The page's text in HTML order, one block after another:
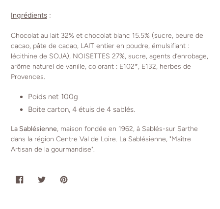
Ingrédients :
Chocolat au lait 32% et chocolat blanc 15.5% (sucre, beure de
cacao, pâte de cacao, LAIT entier en poudre, émulsifiant :
lécithine de SOJA), NOISETTES 27%, sucre, agents d’enrobage,
arôme naturel de vanille, colorant : E102*, E132, herbes de
Provences.
Poids net 100g
Boite carton, 4 étuis de 4 sablés.
La Sablésienne , maison fondée en 1962, à Sablés-sur Sarthe
dans la région Centre Val de Loire. La Sablésienne, "Maître
Artisan de la gourmandise".
PARTAGERTWEETER